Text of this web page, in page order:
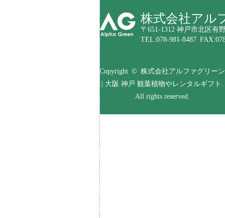
株式会社アル
〒651-1312 神戸市北区有
TEL:078-981-8487
Copyright © 株式会社アルファグリーン
| 大阪 神戸 観葉植物やレンタルギフト.
All rights reserved.